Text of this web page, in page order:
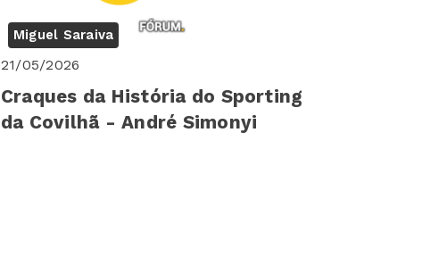
Miguel Saraiva
21/05/2026
Craques da História do Sporting
da Covilhã - André Simonyi